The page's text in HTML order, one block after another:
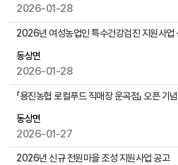
으
호
2026-01-28
2026년 여성농업인 특수건강검진 지원사업
동상면
2026-01-28
「용진농협 로컬푸드 직매장 운곡점」 오픈 기
동상면
2026-01-27
2026년 신규 전원마을 조성 지원사업 공고